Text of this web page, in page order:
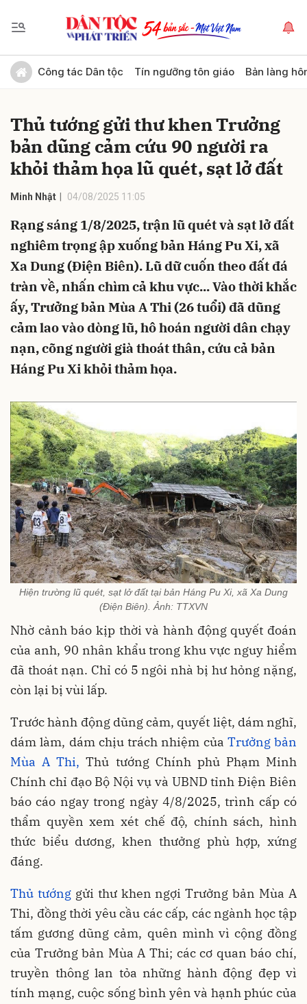
Công tác Dân tộc Tín ngưỡng tôn giáo Bản làng
Thủ tướng gửi thư khen Trưởng
bản dũng cảm cứu 90 người ra
khỏi thảm họa lũ quét, sạt lở đất
Minh Nhật 04/08/2025 11:05
Rạng sáng 1/8/2025, trận lũ quét và sạt lở đất
nghiêm trọng ập xuống bản Háng Pu Xi, xã
Xa Dung (Điện Biên). Lũ dữ cuốn theo đất đá
tràn về, nhấn chìm cả khu vực... Vào thời khắc
ấy, Trưởng bản Mùa A Thi (26 tuổi) đã dũng
cảm lao vào dòng lũ, hô hoán người dân chạy
nạn, cõng người già thoát thân, cứu cả bản
Háng Pu Xi khỏi thảm họa.
Hiện trường lũ quét, sạt lở đất tại bản Háng Pu Xi, xã Xa Dung
(Điện Biên). Ảnh: TTXVN
Nhờ cảnh báo kịp thời và hành động quyết đoán
của anh, 90 nhân khẩu trong khu vực nguy hiểm
đã thoát nạn. Chỉ có 5 ngôi nhà bị hư hỏng nặng,
còn lại bị vùi lấp.
Trước hành động dũng cảm, quyết liệt, dám nghĩ,
dám làm, dám chịu trách nhiệm của Trưởng bản
Mùa A Thi, Thủ tướng Chính phủ Phạm Minh
Chính chỉ đạo Bộ Nội vụ và UBND tỉnh Điện Biên
báo cáo ngay trong ngày 4/8/2025, trình cấp có
thẩm quyền xem xét chế độ, chính sách, hình
thức biểu dương, khen thưởng phù hợp, xứng
đáng.
Thủ tướnggửi thư khen ngợi Trưởng bản Mùa A
Thi, đồng thời yêu cầu các cấp, các ngành học tập
tấm gương dũng cảm, quên mình vì cộng đồng
của Trưởng bản Mùa A Thi; các cơ quan báo chí,
truyền thông lan tỏa những hành động đẹp vì
tính mạng, cuộc sống bình yên và hạnh phúc của
Gửi bình luận